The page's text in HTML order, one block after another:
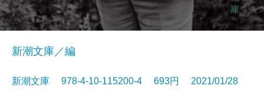
新潮文庫／編
新潮文庫 978-4-10-115200-4 693円 2021/01/28